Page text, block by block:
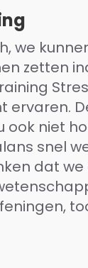
we
zetten
ervaren.
ook niet
snel
dat